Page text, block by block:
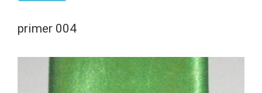
primer 004